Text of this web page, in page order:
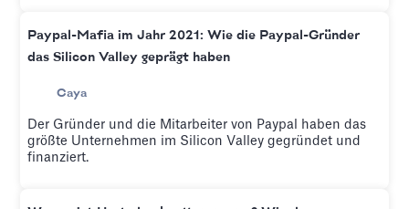
Paypal-Mafia im Jahr 2021: Wie die Paypal-Gründer
das Silicon Valley geprägt haben
Caya
Der Gründer und die Mitarbeiter von Paypal haben das
größte Unternehmen im Silicon Valley gegründet und
finanziert.